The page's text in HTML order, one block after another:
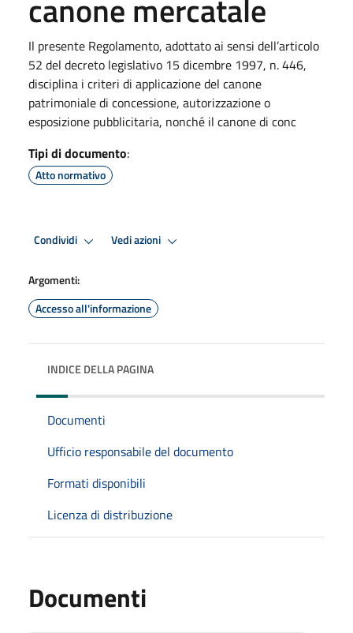
canone mercatale
Il presente Regolamento, adottato ai sensi dell’articolo
52 del decreto legislativo 15 dicembre 1997, n. 446,
disciplina i criteri di applicazione del canone
patrimoniale di concessione, autorizzazione o
esposizione pubblicitaria, nonché il canone di conc
Tipi di documento:
Atto normativo
Condividi Vedi azioni
Argomenti:
Accesso all'informazione
INDICE DELLA PAGINA
Documenti
Ufficio responsabile del documento
Formati disponibili
Licenza di distribuzione
Documenti